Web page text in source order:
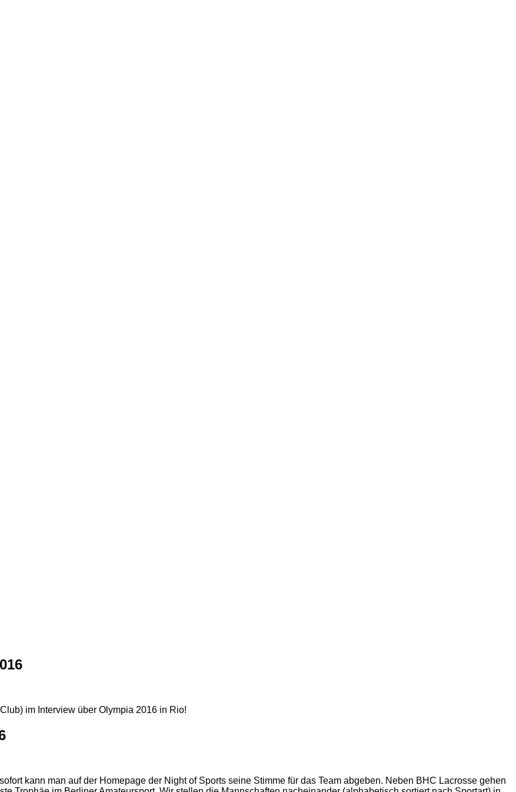
im Interview über Olympia 2016 in Rio!
kann man auf der Homepage der Night of Sports seine Stimme für das Team abgeben. Neben BHC Lacrosse gehen